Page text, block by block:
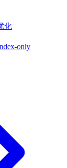
化
only